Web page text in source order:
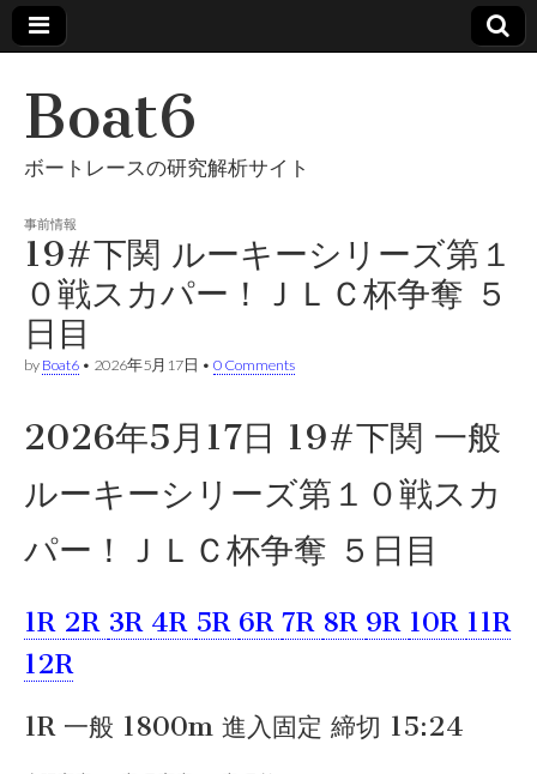
Boat6
ボートレースの研究解析サイト
事前情報
19#下関 ルーキーシリーズ第１
０戦スカパー！ＪＬＣ杯争奪 ５
日目
by Boat6 • 2026年5月17日 • 0 Comments
2026年5月17日 19#下関 一般
ルーキーシリーズ第１０戦スカ
パー！ＪＬＣ杯争奪 ５日目
1R 2R 3R 4R 5R 6R 7R 8R 9R 10R 11R
12R
1R 一般 1800m 進入固定 締切 15:24